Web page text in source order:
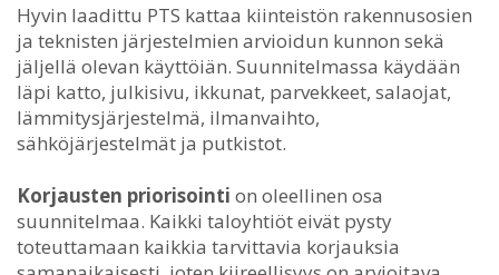
Hyvin laadittu PTS kattaa kiinteistön rakennusosien
ja teknisten järjestelmien arvioidun kunnon sekä
jäljellä olevan käyttöiän. Suunnitelmassa käydään
läpi katto, julkisivu, ikkunat, parvekkeet, salaojat,
lämmitysjärjestelmä, ilmanvaihto,
sähköjärjestelmät ja putkistot.
Korjausten priorisointi on oleellinen osa
suunnitelmaa. Kaikki taloyhtiöt eivät pysty
toteuttamaan kaikkia tarvittavia korjauksia